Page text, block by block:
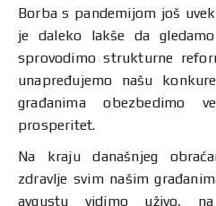
Borba s pandemijom još
je daleko lakše da
sprovodimo strukturne
unapređujemo našu
građanima obezbedimo
prosperitet.
Na kraju današnjeg
zdravlje svim našim
avgustu vidimo uživo,